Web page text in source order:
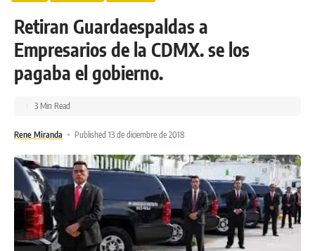
Retiran Guardaespaldas a
Empresarios de la CDMX. se los
pagaba el gobierno.
Rene Miranda Published 13 de diciembre de 2018
3 Min Read